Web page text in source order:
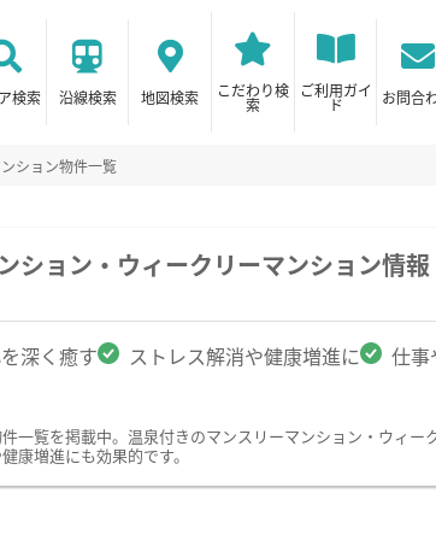
検索 沿線検索 地図検索 こだわり検
索
ご利用ガイ
ド お問合
ション物件一覧
ション・ウィークリーマンション情報
深く癒す ストレス解消や健康増進に 仕事
覧を掲載中。温泉付きのマンスリーマンション・ウィー
康増進にも効果的です。